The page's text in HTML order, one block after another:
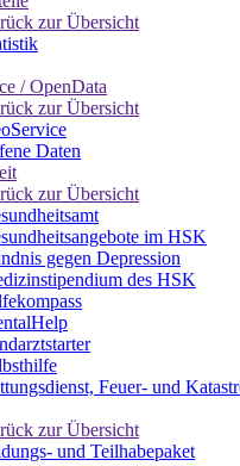
zur Übersicht
/ OpenData
zur Übersicht
Daten
zur Übersicht
im HSK
gegen Depression
des HSK
Feuer- und
zur Übersicht
und Teilhabepaket